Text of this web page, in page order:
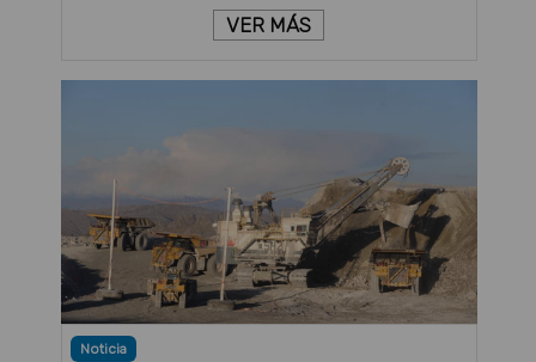
VER MÁS
Noticia